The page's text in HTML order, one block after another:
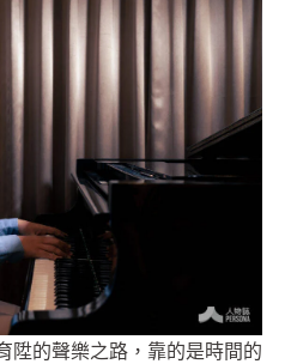
陞的聲樂之路，靠的是時間的